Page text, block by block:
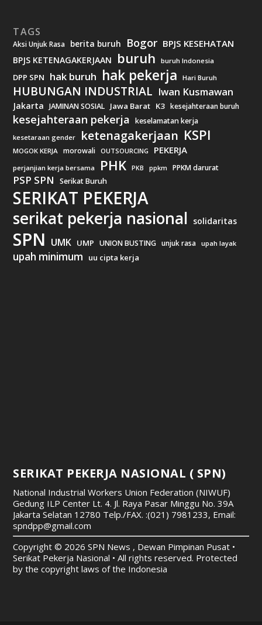
TAGS
Aksi Unjuk Rasa berita buruh Bogor BPJS KESEHATAN
BPJS KETENAGAKERJAAN buruh buruh Indonesia
DPP SPN hak buruh hak pekerja Hari Buruh
HUBUNGAN INDUSTRIAL Iwan Kusmawan
Jakarta JAMINAN SOSIAL Jawa Barat K3 kesejahteraan buruh
kesejahteraan pekerja keselamatan kerja
kesetaraan gender ketenagakerjaan KSPI
MOGOK KERJA morowali OUTSOURCING PEKERJA
perjanjian kerja bersama PHK PKB ppkm PPKM darurat
PSP SPN Serikat Buruh
SERIKAT PEKERJA
serikat pekerja nasional solidaritas
SPN UMK UMP UNION BUSTING unjuk rasa upah layak
upah minimum uu cipta kerja
SERIKAT PEKERJA NASIONAL ( SPN)
National Industrial Workers Union Federation (NIWUF)
Gedung ILP Center Lt. 4. Jl. Raya Pasar Minggu No. 39A
Jakarta Selatan 12780 Telp./FAX. :(021) 7981233, Email:
spndpp@gmail.com
Copyright © 2026 SPN News , Dewan Pimpinan Pusat •
Serikat Pekerja Nasional • All rights reserved. Protected
by the copyright laws of the Indonesia